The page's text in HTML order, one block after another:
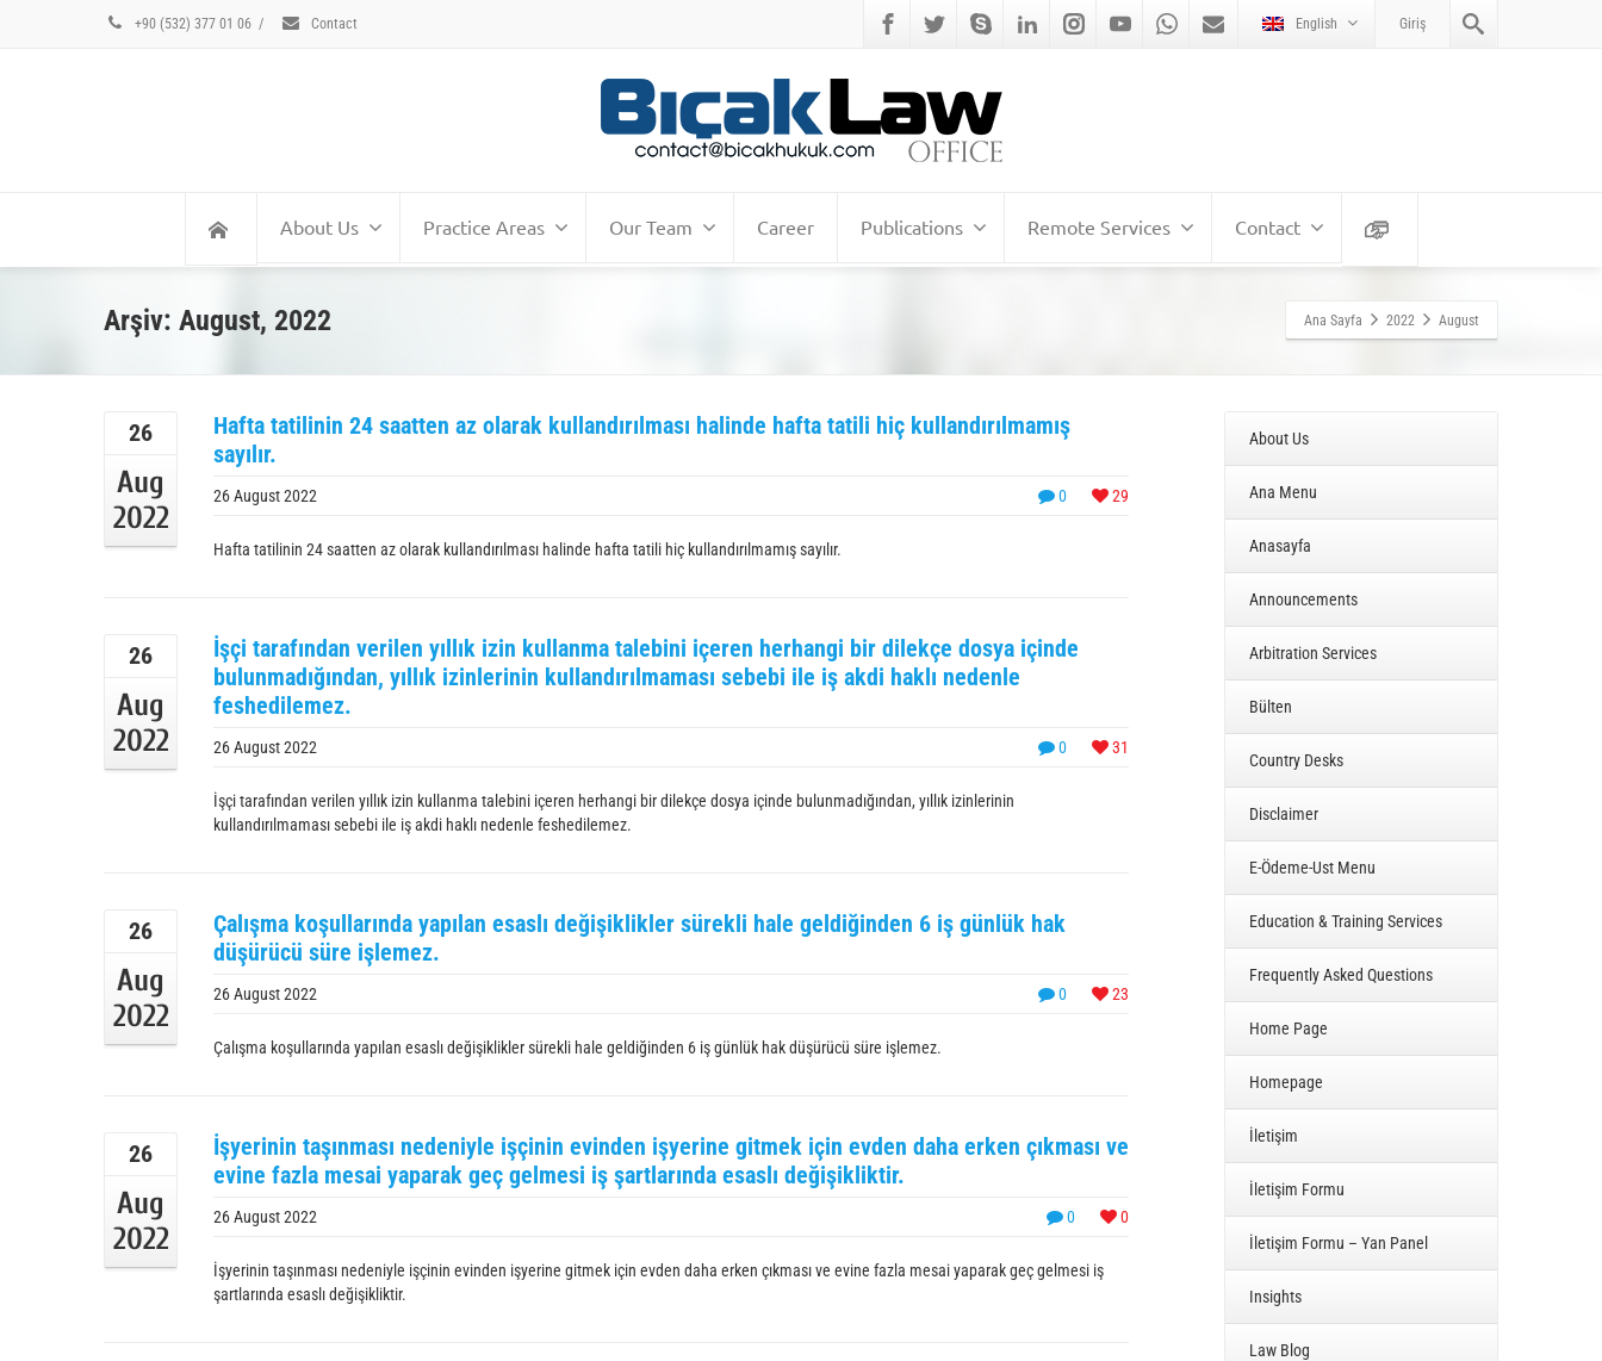
+90 (532) 377 01 06 / Contact English Giriş
About Us Practice Areas Our Team Career Publications Remote Services Contact
Arşiv: August, 2022 Ana Sayfa 2022 August
26
Aug
2022
Hafta tatilinin 24 saatten az olarak kullandırılması halinde hafta tatili hiç kullandırılmamış
sayılır.
0 29
26 August 2022
Hafta tatilinin 24 saatten az olarak kullandırılması halinde hafta tatili hiç kullandırılmamış sayılır.
26
Aug
2022
İşçi tarafından verilen yıllık izin kullanma talebini içeren herhangi bir dilekçe dosya içinde
bulunmadığından, yıllık izinlerinin kullandırılmaması sebebi ile iş akdi haklı nedenle
feshedilemez.
0 31
26 August 2022
İşçi tarafından verilen yıllık izin kullanma talebini içeren herhangi bir dilekçe dosya içinde bulunmadığından, yıllık izinlerinin
kullandırılmaması sebebi ile iş akdi haklı nedenle feshedilemez.
26
Aug
2022
Çalışma koşullarında yapılan esaslı değişiklikler sürekli hale geldiğinden 6 iş günlük hak
düşürücü süre işlemez.
0 23
26 August 2022
Çalışma koşullarında yapılan esaslı değişiklikler sürekli hale geldiğinden 6 iş günlük hak düşürücü süre işlemez.
26
Aug
2022
İşyerinin taşınması nedeniyle işçinin evinden işyerine gitmek için evden daha erken çıkması ve
evine fazla mesai yaparak geç gelmesi iş şartlarında esaslı değişikliktir.
0 0
26 August 2022
İşyerinin taşınması nedeniyle işçinin evinden işyerine gitmek için evden daha erken çıkması ve evine fazla mesai yaparak geç gelmesi iş
şartlarında esaslı değişikliktir.
About Us
Ana Menu
Anasayfa
Announcements
Arbitration Services
Bülten
Country Desks
Disclaimer
E-Ödeme-Ust Menu
Education & Training Services
Frequently Asked Questions
Home Page
Homepage
İletişim
İletişim Formu
İletişim Formu – Yan Panel
Insights
Law Blog